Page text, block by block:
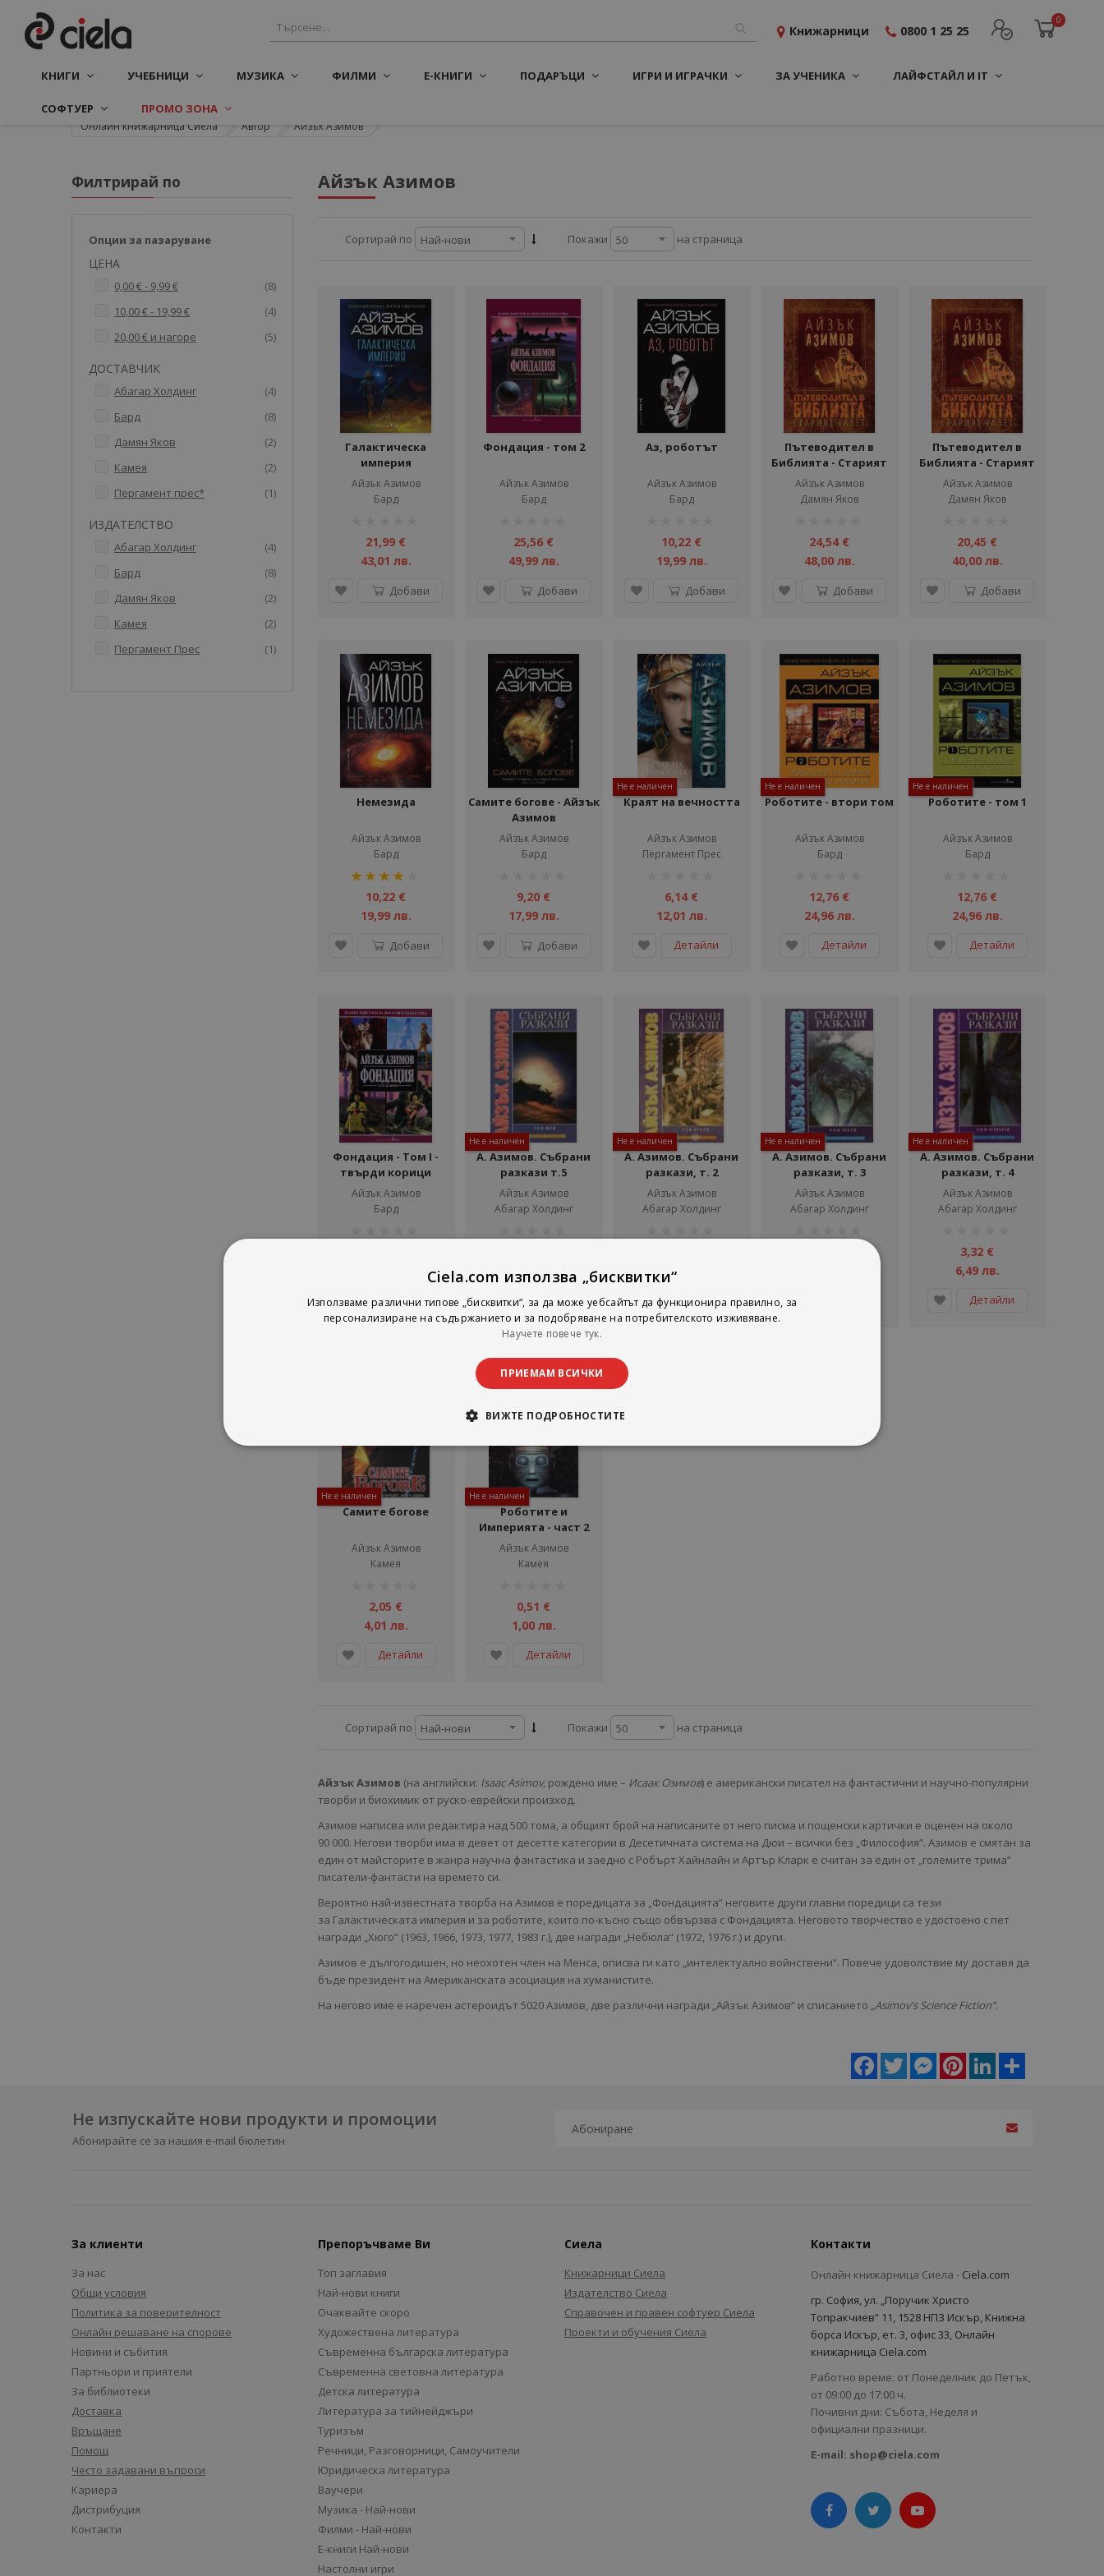
0
Книжарници 0800 1 25 25
КНИГИ УЧЕБНИЦИ МУЗИКА ФИЛМИ Е-КНИГИ ПОДАРЪЦИ ИГРИ И ИГРАЧКИ ЗА УЧЕНИКА ЛАЙФСТАЙЛ И IT
СОФТУЕР ПРОМО ЗОНА
Онлайн книжарница Сиела Автор Айзък Азимов
Айзък Азимов
Сортирай по Покажи на страница
Галактическа
империя
Айзък Азимов
Бард
21,99 €
43,01 лв.
Добави
Фондация - том 2
Айзък Азимов
Бард
25,56 €
49,99 лв.
Добави
Аз, роботът
Айзък Азимов
Бард
10,22 €
19,99 лв.
Добави
Пътеводител в
Библията - Старият
завет - твърди корици
Айзък Азимов
Дамян Яков
24,54 €
48,00 лв.
Добави
Пътеводител в
Библията - Старият
завет - меки корици
Айзък Азимов
Дамян Яков
20,45 €
40,00 лв.
Добави
Немезида
Айзък Азимов
Бард
рейтинг:
80%10,22 €
19,99 лв.
Добави
Самите богове - Айзък
Азимов
Айзък Азимов
Бард
9,20 €
17,99 лв.
Добави
Не е наличен
Краят на вечността
Айзък Азимов
Пергамент Прес
6,14 €
12,01 лв.
Детайли
Не е наличен
Роботите - втори том
Айзък Азимов
Бард
12,76 €
24,96 лв.
Детайли
Не е наличен
Роботите - том 1
Айзък Азимов
Бард
12,76 €
24,96 лв.
Детайли
Фондация - Том І -
твърди корици
Айзък Азимов
Бард
Добави
Не е наличен
А. Азимов. Събрани
разкази т.5
Айзък Азимов
Абагар Холдинг
7,00 лв.
Детайли
Не е наличен
А. Азимов. Събрани
разкази, т. 2
Айзък Азимов
Абагар Холдинг
6,00 лв.
Детайли
Не е наличен
А. Азимов. Събрани
разкази, т. 3
Айзък Азимов
Абагар Холдинг
Не е наличен
А. Азимов. Събрани
разкази, т. 4
Айзък Азимов
Абагар Холдинг
3,32 €
6,49 лв.
Детайли
Не е наличен
Самите богове
Айзък Азимов
Камея
2,05 €
4,01 лв.
Детайли
Не е наличен
Роботите и
Империята - част 2
Айзък Азимов
Камея
0,51 €
1,00 лв.
Детайли
Сортирай по Покажи на страница
Айзък Азимов (на английски: Isaac Asimov, рождено име – Исаак Озимов) е американски писател на фантастични и научно-популярни
творби и биохимик от руско-еврейски произход.
Азимов написва или редактира над 500 тома, а общият брой на написаните от него писма и пощенски картички е оценен на около
90 000. Негови творби има в девет от десетте категории в Десетичната система на Дюи – всички без „Философия“. Азимов е смятан за
един от майсторите в жанра научна фантастика и заедно с Робърт Хайнлайн и Артър Кларк е считан за един от „големите трима“
писатели-фантасти на времето си.
Вероятно най-известната творба на Азимов е поредицата за „Фондацията“ неговите други главни поредици са тези
за Галактическата империя и за роботите, които по-късно също обвързва с Фондацията. Неговото творчество е удостоено с пет
награди „Хюго“ (1963, 1966, 1973, 1977, 1983 г.), две награди „Небюла“ (1972, 1976 г.) и други.
Азимов е дългогодишен, но неохотен член на Менса, описва ги като „интелектуално войнствени“. Повече удоволствие му доставя да
бъде президент на Американската асоциация на хуманистите.
На негово име е наречен астероидът 5020 Азимов, две различни награди „Айзък Азимов“ и списанието „Asimov's Science Fiction“.
Facebook
Twitter MessengerPinterestLinkedIn
Филтрирай по
Опции за пазаруване
ЦЕНА
0,00 €- 9,99 € 8артикули
10,00 €- 19,99 € 4артикули
20,00 € и нагоре 5артикули
ДОСТАВЧИК
Абагар Холдинг 4артикули
Бард
8артикули
Дамян Яков
2артикули
Камея
2артикули
Пергамент прес*
1артикул
ИЗДАТЕЛСТВО
Абагар Холдинг 4артикули
Бард
8артикули
Дамян Яков
2артикули
Камея
2артикули
Пергамент Прес
1артикул
Не изпускайте нови продукти и промоции
Абонирайте се за нашия e-mail бюлетин
За клиенти
За нас
Общи условия
Политика за поверителност
Онлайн решаване на спорове
Новини и събития
Партньори и приятели
За библиотеки
Доставка
Връщане
Помощ
Често задавани въпроси
Кариера
Дистрибуция
Контакти
Препоръчваме Ви
Топ заглавия
Най-нови книги
Очаквайте скоро
Художествена литература
Съвременна българска литература
Съвременна световна литература
Детска литература
Литература за тийнейджъри
Туризъм
Речници, Разговорници, Самоучители
Юридическа литература
Ваучери
Музика - Най-нови
Филми - Най-нови
Е-книги Най-нови
Настолни игри
Сиела
Книжарници Сиела
Издателство Сиела
Справочен и правен софтуер Сиела
Проекти и обучения Сиела
Контакти
Онлайн книжарница Сиела - Ciela.com
гр. София, ул. „Поручик Христо
Топракчиев“ 11, 1528 НПЗ Искър, Книжна
борса Искър, ет. 3, офис 33, Онлайн
книжарница Ciela.com
Работно време: от Понеделник до Петък,
от 09:00 до 17:00 ч.
Почивни дни: Събота, Неделя и
официални празници.
E-mail: shop@ciela.com
Ciela.com използва „бисквитки“
Използваме различни типове „бисквитки“, за да може уебсайтът да функционира правилно, за
персонализиране на съдържанието и за подобряване на потребителското изживяване.
Научете повече тук.
ПРИЕМАМ ВСИЧКИ
ВИЖТЕ ПОДРОБНОСТИТЕ